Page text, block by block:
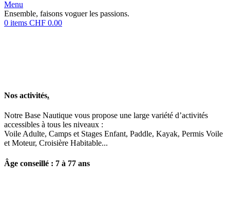
Menu
Ensemble, faisons voguer les passions.
0 items CHF 0.00
Nos activités.
Notre Base Nautique vous propose une large variété d’activités
accessibles à tous les niveaux :
Voile Adulte, Camps et Stages Enfant, Paddle, Kayak, Permis Voile
et Moteur, Croisière Habitable...
Âge conseillé : 7 à 77 ans